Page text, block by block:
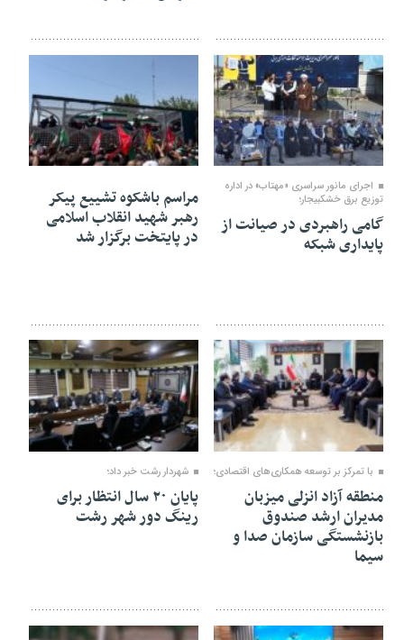
۰۶ مرداد ۱۴۰۵
اجرای مانور سراسری «مهتاب» در اداره
توزیع برق خشكبیجار؛
گامی راهبردی در صیانت از
پایداری شبکه
۱۶ تیر ۱۴۰۵
مراسم باشکوه تشییع پیکر
رهبر شهید انقلاب اسلامی
در پایتخت برگزار شد
۱۱ تیر ۱۴۰۵
با تمرکز بر توسعه همکاری‌های اقتصادی؛
منطقه آزاد انزلی میزبان
مدیران ارشد صندوق
بازنشستگی سازمان صدا و
سیما
شهردار رشت خبر داد؛
پایان ۲۰ سال انتظار برای
رینگ دور شهر رشت